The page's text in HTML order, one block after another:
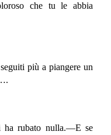
che tu le abbia
più a piangere un
ha rubato nulla.—E se